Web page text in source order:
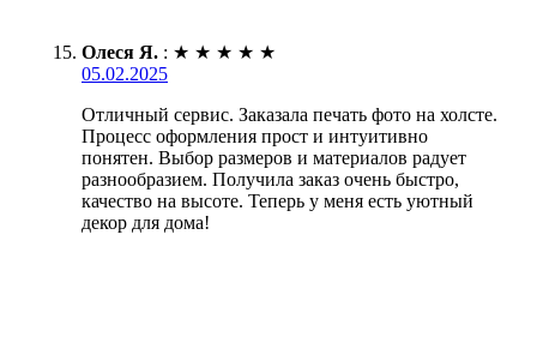
Олеся Я. : ★ ★ ★ ★ ★
05.02.2025
Отличный сервис. Заказала печать фото на холсте.
Процесс оформления прост и интуитивно
понятен. Выбор размеров и материалов радует
разнообразием. Получила заказ очень быстро,
качество на высоте. Теперь у меня есть уютный
декор для дома!